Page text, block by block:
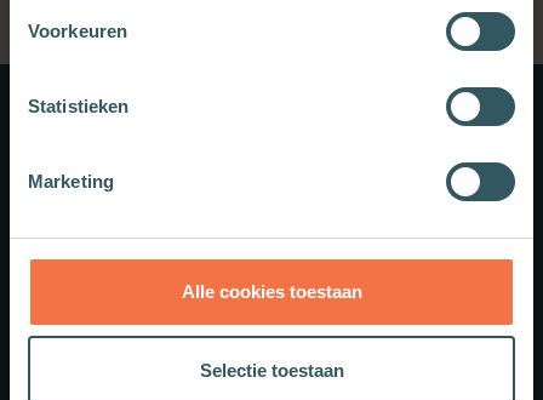
Voorkeuren
Statistieken
Marketing
Alle cookies toestaan
Selectie toestaan
Schrijf je in voor onze nieuwsbrief.
Lid worden